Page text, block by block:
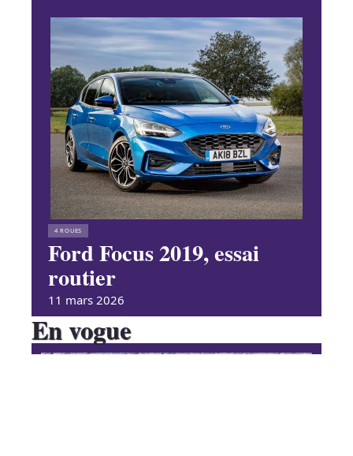
4 ROUES
Ford Focus 2019, essai
routier
11 mars 2026
En vogue